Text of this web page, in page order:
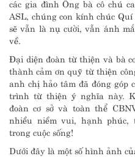
các gia đình Ông bà cô chú
ASL, chúng con kính chúc
sẽ vẫn là nụ cười, vẫn ánh
về.
Đại diện đoàn từ thiện và bà
thành cảm ơn quỹ từ thiện
anh chị hảo tâm đã đóng
trình từ thiện ý nghĩa này.
đoàn cơ sở và toàn thể
nhiều niềm vui, hạnh phúc,
trong cuộc sống!
Dưới đây là một số hình ảnh